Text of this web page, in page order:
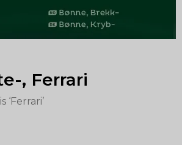
, Ferrari
‘Ferrari’